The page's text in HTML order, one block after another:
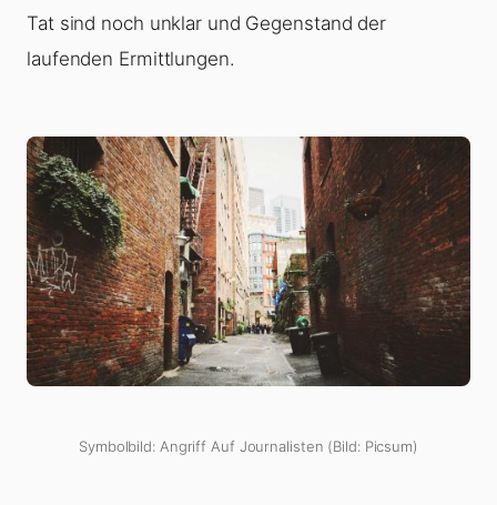
Tat sind noch unklar und Gegenstand der
laufenden Ermittlungen.
Symbolbild: Angriff Auf Journalisten (Bild: Picsum)